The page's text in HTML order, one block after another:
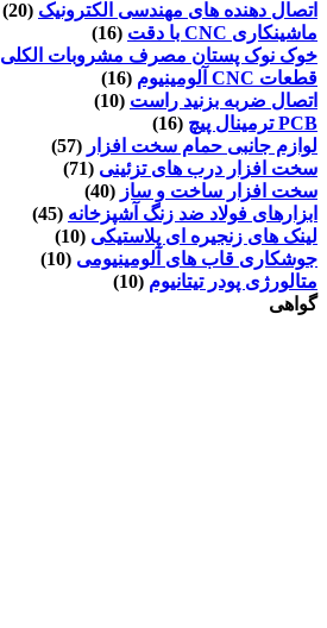
اتصال دهنده های مهندسی الکترونیک (20)
ماشینکاری CNC با دقت
(16)
خوک نوک پستان مصرف مشروبات الکلی
قطعات CNC آلومینیوم
(16)
اتصال ضربه بزنید راست (10)
PCB ترمینال پیچ
(16)
لوازم جانبی حمام سخت افزار (57)
سخت افزار درب های تزئینی (71)
سخت افزار ساخت و ساز (40)
ابزارهای فولاد ضد زنگ آشپزخانه (45)
لینک های زنجیره ای پلاستیکی (10)
جوشکاری قاب های آلومینیومی (10)
متالورژی پودر تیتانیوم (10)
گواهی